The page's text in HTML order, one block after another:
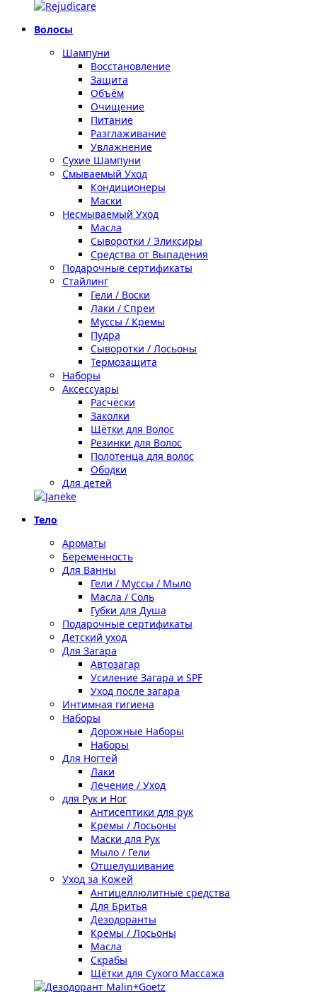
Волосы
Шампуни
Восстановление
Защита
Объём
Очищение
Питание
Разглаживание
Увлажнение
Сухие Шампуни
Смываемый Уход
Кондиционеры
Маски
Несмываемый Уход
Масла
Сыворотки / Эликсиры
Средства от Выпадения
Подарочные сертификаты
Стайлинг
Гели / Воски
Лаки / Спреи
Муссы / Кремы
Пудра
Сыворотки / Лосьоны
Термозащита
Наборы
Аксессуары
Расчёски
Заколки
Щётки для Волос
Резинки для Волос
Полотенца для волос
Ободки
Для детей
Тело
Ароматы
Беременность
Для Ванны
Гели / Муссы / Мыло
Масла / Соль
Губки для Душа
Подарочные сертификаты
Детский уход
Для Загара
Автозагар
Усиление Загара и SPF
Уход после загара
Интимная гигиена
Наборы
Дорожные Наборы
Наборы
Для Ногтей
Лаки
Лечение / Уход
для Рук и Ног
Антисептики для рук
Кремы / Лосьоны
Маски для Рук
Мыло / Гели
Отшелушивание
Уход за Кожей
Антицеллюлитные средства
Для Бритья
Дезодоранты
Кремы / Лосьоны
Масла
Скрабы
Щётки для Сухого Массажа